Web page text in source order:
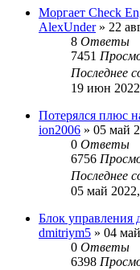
Моргает Check
AlexUnder» 22
8 Ответы
7451
Последнее
19 июн
Потерялся плюс
ion2006 » 05 май
0 Ответы
6756
Последнее
05 май
Блок управления
dmitriym5 » 04
0 Ответы
6398